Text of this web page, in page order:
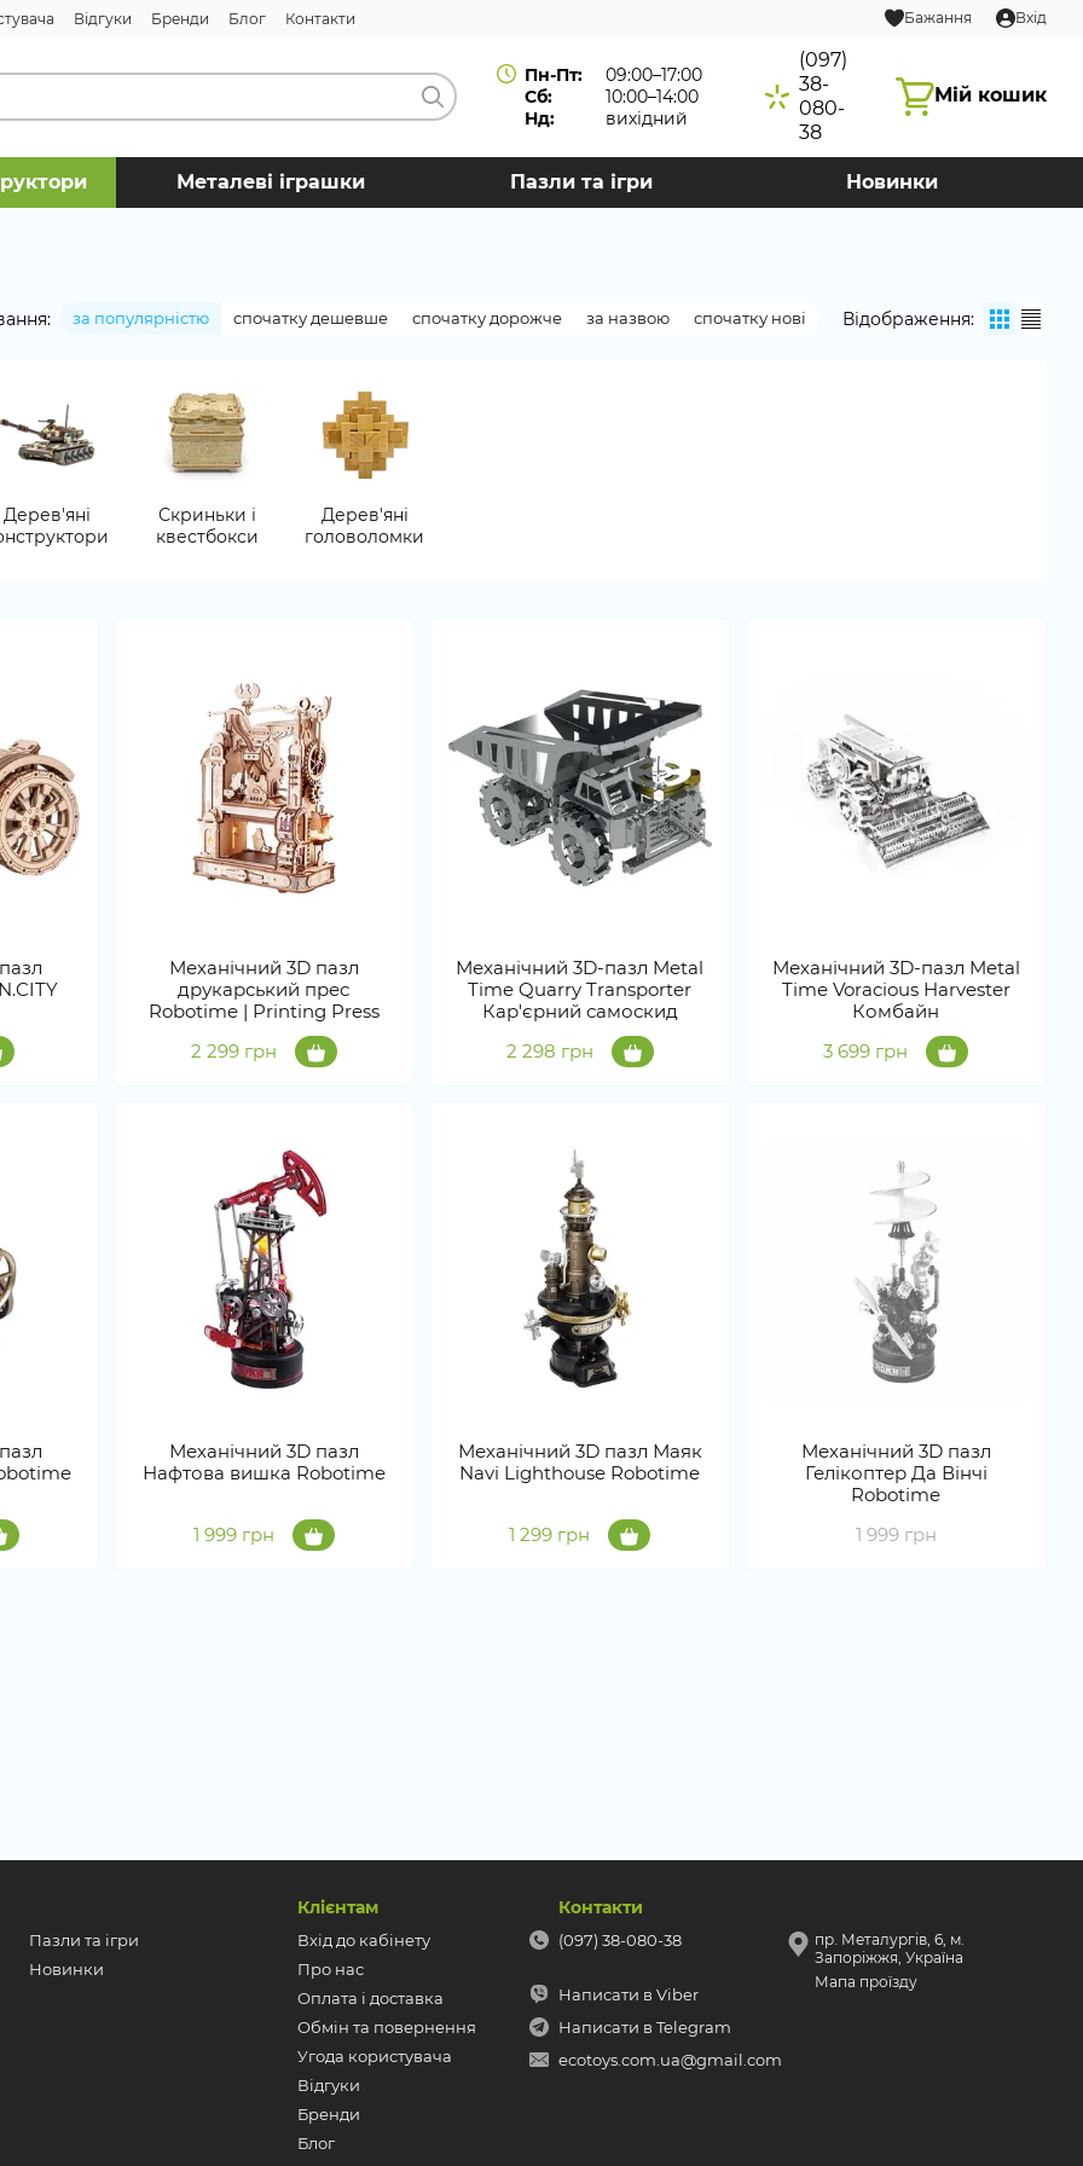
Відгуки Бренди Блог Контакти Бажання Вхід
Пн-Пт:
09:00–17:00
Сб:
10:00–14:00
Нд:
вихідний
(097)
38-
080-
38
Мій кошик
Металеві іграшки Пазли та ігри Новинки
за популярністю спочатку дешевше спочатку дорожче за назвою спочатку нові Відображення:
Дерев'яні
Скриньки і
квестбокси
Дерев'яні
головоломки
Механічний 3D пазл
друкарський прес
Robotime | Printing Press
2 299 грн
Механічний 3D-пазл Metal
Time Quarry Transporter
Кар'єрний самоскид
2 298 грн
Механічний 3D-пазл Metal
Time Voracious Harvester
Комбайн
3 699 грн
Механічний 3D пазл
Нафтова вишка Robotime
1 999 грн
Механічний 3D пазл Маяк
Navi Lighthouse Robotime
1 299 грн
Механічний 3D пазл
Гелікоптер Да Вінчі
Robotime
1 999 грн
Пазли та ігри
Новинки
Клієнтам
Вхід до кабінету
Про нас
Оплата і доставка
Обмін та повернення
Угода користувача
Відгуки
Бренди
Блог
Контакти
(097) 38-080-38
Написати в Viber
Написати в Telegram
ecotoys.com.ua@gmail.com
пр. Металургів, 6, м.
Запоріжжя, Україна
Мапа проїзду